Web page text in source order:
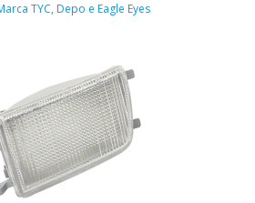
TYC, Depo e Eagle Eyes